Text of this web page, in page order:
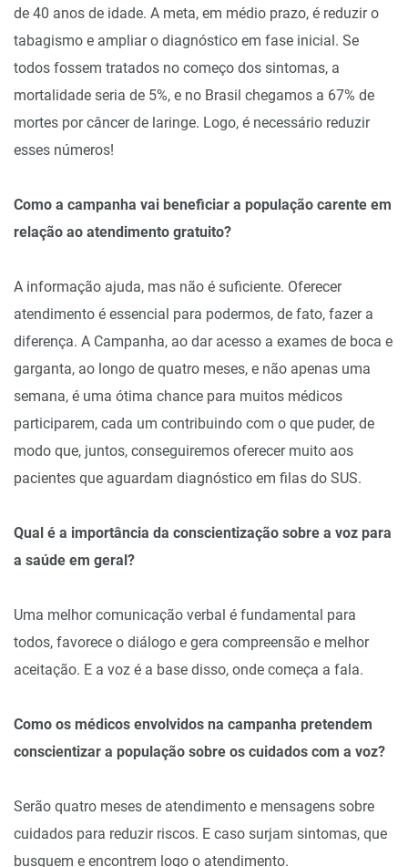
de 40 anos de idade. A meta, em médio prazo, é reduzir o
tabagismo e ampliar o diagnóstico em fase inicial. Se
todos fossem tratados no começo dos sintomas, a
mortalidade seria de 5%, e no Brasil chegamos a 67% de
mortes por câncer de laringe. Logo, é necessário reduzir
esses números!
Como a campanha vai beneficiar a população carente em
relação ao atendimento gratuito?
A informação ajuda, mas não é suficiente. Oferecer
atendimento é essencial para podermos, de fato, fazer a
diferença. A Campanha, ao dar acesso a exames de boca e
garganta, ao longo de quatro meses, e não apenas uma
semana, é uma ótima chance para muitos médicos
participarem, cada um contribuindo com o que puder, de
modo que, juntos, conseguiremos oferecer muito aos
pacientes que aguardam diagnóstico em filas do SUS.
Qual é a importância da conscientização sobre a voz para
a saúde em geral?
Uma melhor comunicação verbal é fundamental para
todos, favorece o diálogo e gera compreensão e melhor
aceitação. E a voz é a base disso, onde começa a fala.
Como os médicos envolvidos na campanha pretendem
conscientizar a população sobre os cuidados com a voz?
Serão quatro meses de atendimento e mensagens sobre
cuidados para reduzir riscos. E caso surjam sintomas, que
busquem e encontrem logo o atendimento.